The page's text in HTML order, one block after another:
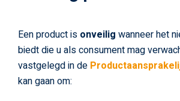
Een product is onveilig wanneer het
biedt die u als consument mag
vastgelegd in de
kan gaan om: